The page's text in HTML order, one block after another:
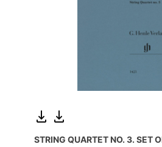
STRING QUARTET NO. 3. SET